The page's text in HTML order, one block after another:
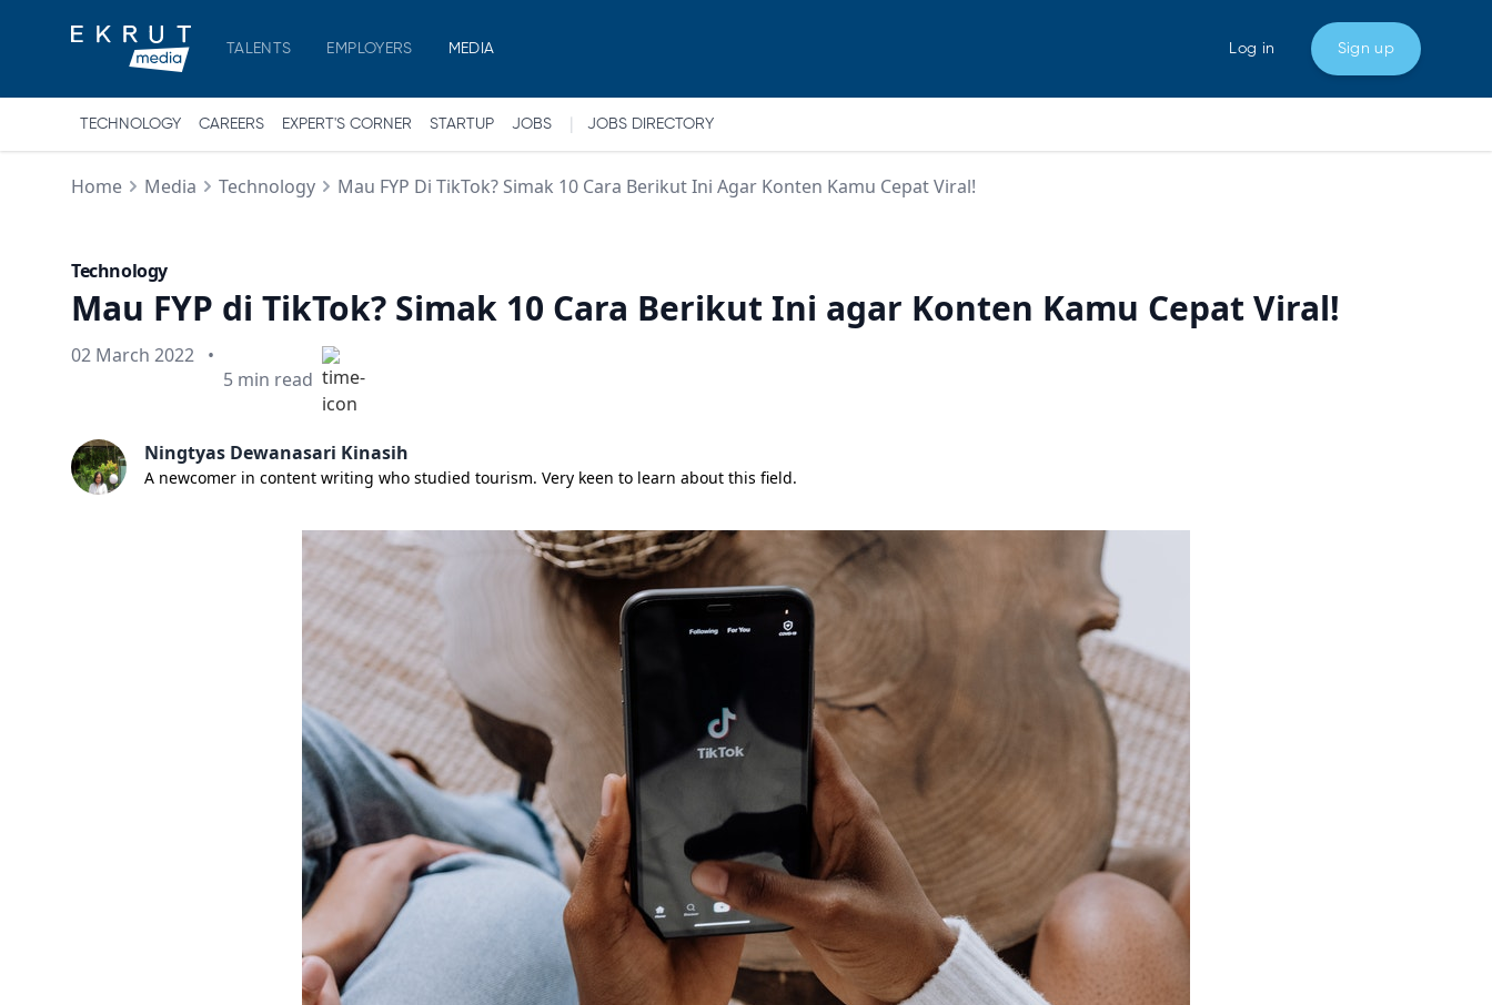
TALENTS EMPLOYERS MEDIA Log in Sign up
TECHNOLOGY CAREERS EXPERT'S CORNER STARTUP JOBS JOBS DIRECTORY
Home Media Technology Mau FYP Di TikTok? Simak 10 Cara Berikut Ini Agar Konten Kamu Cepat Viral!
Technology
Mau FYP di TikTok? Simak 10 Cara Berikut Ini agar Konten Kamu Cepat Viral!
Published on
02 March 2022 •
Min read
5 min read
Ningtyas Dewanasari Kinasih
A newcomer in content writing who studied tourism. Very keen to learn about this field.